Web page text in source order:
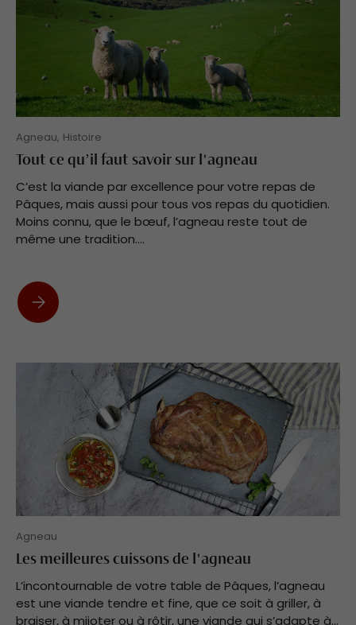
Agneau, Histoire
Tout ce qu’il faut savoir sur l'agneau
C’est la viande par excellence pour votre repas de
Pâques, mais aussi pour tous vos repas du quotidien.
Moins connu, que le bœuf, l’agneau reste tout de
même une tradition....
Tout ce qu’il faut savoir sur l'agneau
Agneau
Les meilleures cuissons de l'agneau
L’incontournable de votre table de Pâques, l’agneau
est une viande tendre et fine, que ce soit à griller, à
braiser, à mijoter ou à rôtir, une viande qui s’adapte à...